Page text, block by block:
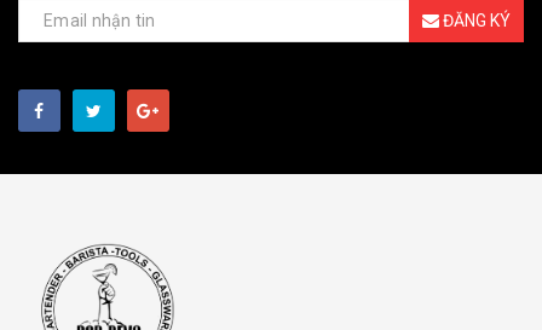
ĐĂNG KÝ